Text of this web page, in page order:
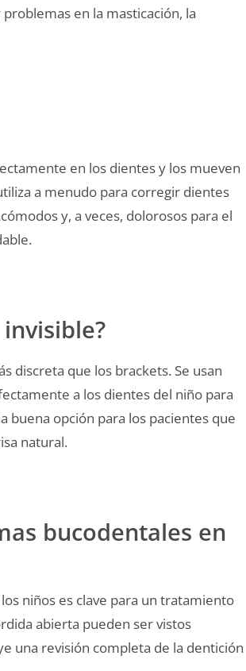
en la masticación, la
en los dientes y los mueven
a menudo para corregir dientes
y, a veces, dolorosos para el
discreta que los brackets. Se usan
a los dientes del niño para
buena opción para los pacientes que
natural.
bucodentales en
niños es clave para un tratamiento
abierta pueden ser vistos
una revisión completa de la dentición